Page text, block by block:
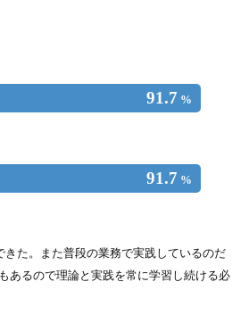
91.7 %
91.7 %
きた。また普段の業務で実践しているのだ
あるので理論と実践を常に学習し続ける必